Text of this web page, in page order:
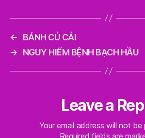
←
BÁNH CỦ CẢI
→
NGUY HIỂM BỆNH BẠCH HẦU
Leave a
Your email address will not be
Required fields are